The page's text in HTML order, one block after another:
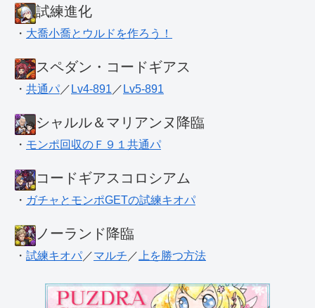
試練進化
・ 大喬小喬とウルドを作ろう！
スペダン・コードギアス
・ 共通パ ／ Lv4-891 ／ Lv5-891
シャルル＆マリアンヌ降臨
・ モンポ回収のＦ９１共通パ
コードギアスコロシアム
・ ガチャとモンポGETの試練キオパ
ノーランド降臨
・ 試練キオパ ／マルチ ／ 上を勝つ方法